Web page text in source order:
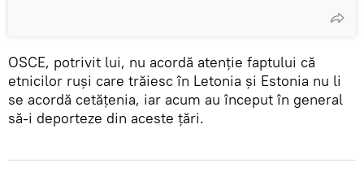
OSCE, potrivit lui, nu acordă atenție faptului că
etnicilor ruși care trăiesc în Letonia și Estonia nu li
se acordă cetățenia, iar acum au început în general
să-i deporteze din aceste țări.